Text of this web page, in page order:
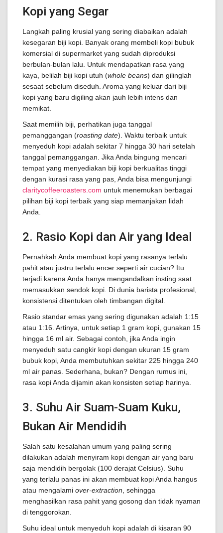
Kopi yang Segar
Langkah paling krusial yang sering diabaikan adalah
kesegaran biji kopi. Banyak orang membeli kopi bubuk
komersial di supermarket yang sudah diproduksi
berbulan-bulan lalu. Untuk mendapatkan rasa yang
kaya, belilah biji kopi utuh (whole beans) dan gilinglah
sesaat sebelum diseduh. Aroma yang keluar dari biji
kopi yang baru digiling akan jauh lebih intens dan
memikat.
Saat memilih biji, perhatikan juga tanggal
pemanggangan (roasting date). Waktu terbaik untuk
menyeduh kopi adalah sekitar 7 hingga 30 hari setelah
tanggal pemanggangan. Jika Anda bingung mencari
tempat yang menyediakan biji kopi berkualitas tinggi
dengan kurasi rasa yang pas, Anda bisa mengunjungi
claritycoffeeroasters.com untuk menemukan berbagai
pilihan biji kopi terbaik yang siap memanjakan lidah
Anda.
2. Rasio Kopi dan Air yang Ideal
Pernahkah Anda membuat kopi yang rasanya terlalu
pahit atau justru terlalu encer seperti air cucian? Itu
terjadi karena Anda hanya mengandalkan insting saat
memasukkan sendok kopi. Di dunia barista profesional,
konsistensi ditentukan oleh timbangan digital.
Rasio standar emas yang sering digunakan adalah 1:15
atau 1:16. Artinya, untuk setiap 1 gram kopi, gunakan 15
hingga 16 ml air. Sebagai contoh, jika Anda ingin
menyeduh satu cangkir kopi dengan ukuran 15 gram
bubuk kopi, Anda membutuhkan sekitar 225 hingga 240
ml air panas. Sederhana, bukan? Dengan rumus ini,
rasa kopi Anda dijamin akan konsisten setiap harinya.
3. Suhu Air Suam-Suam Kuku,
Bukan Air Mendidih
Salah satu kesalahan umum yang paling sering
dilakukan adalah menyiram kopi dengan air yang baru
saja mendidih bergolak (100 derajat Celsius). Suhu
yang terlalu panas ini akan membuat kopi Anda hangus
atau mengalami over-extraction , sehingga
menghasilkan rasa pahit yang gosong dan tidak nyaman
di tenggorokan.
Suhu ideal untuk menyeduh kopi adalah di kisaran 90